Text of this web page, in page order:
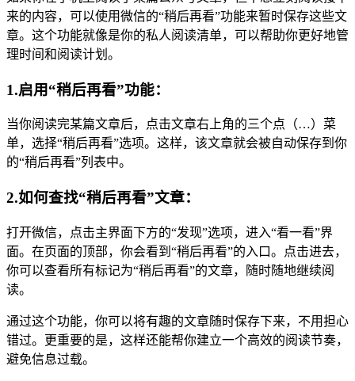
来的内容，可以使用微信的“稍后再看”功能来暂时保存这些文
章。这个功能就像是你的私人阅读清单，可以帮助你更好地管
理时间和阅读计划。
1.启用“稍后再看”功能：
当你阅读完某篇文章后，点击文章右上角的三个点（…）菜
单，选择“稍后再看”选项。这样，该文章就会被自动保存到你
的“稍后再看”列表中。
2.如何查找“稍后再看”文章：
打开微信，点击主界面下方的“发现”选项，进入“看一看”界
面。在页面的顶部，你会看到“稍后再看”的入口。点击进去，
你可以查看所有标记为“稍后再看”的文章，随时随地继续阅
读。
通过这个功能，你可以将有趣的文章随时保存下来，不用担心
错过。更重要的是，这样还能帮你建立一个高效的阅读节奏，
避免信息过载。